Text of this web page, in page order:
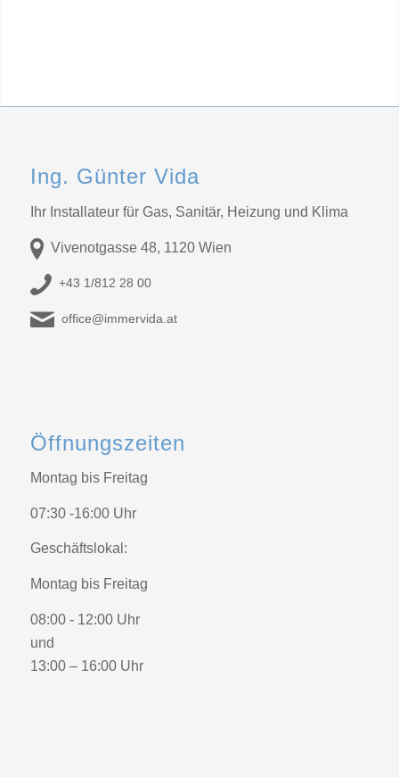
Ing. Günter Vida
Ihr Installateur für Gas, Sanitär, Heizung und Klima
Vivenotgasse 48, 1120 Wien
+43 1/812 28 00
office@immervida.at
Öffnungszeiten
Montag bis Freitag
07:30 -16:00 Uhr
Geschäftslokal:
Montag bis Freitag
08:00 - 12:00 Uhr
und
13:00 – 16:00 Uhr